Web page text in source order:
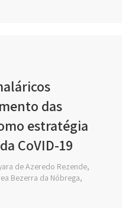
das
estratégia
CoVID-19
de Azeredo Rezende,
Bezerra da Nóbrega,